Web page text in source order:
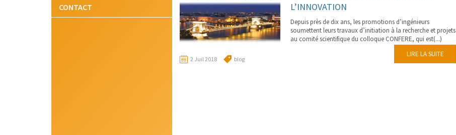
CONTACT
L’INNOVATION
Depuis près de dix ans, les promotions d’ingénieurs
soumettent leurs travaux d’initiation à la recherche et projets
au comité scientifique du colloque CONFERE, qui est(...)
2 Juil 2018 blog
LIRE LA SUITE